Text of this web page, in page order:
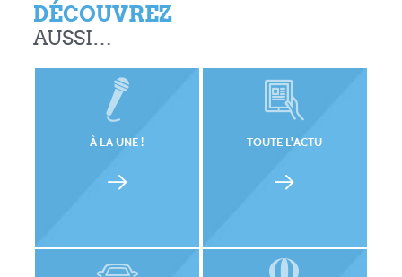
DÉCOUVREZ
AUSSI…
À LA UNE ! TOUTE L'ACTU